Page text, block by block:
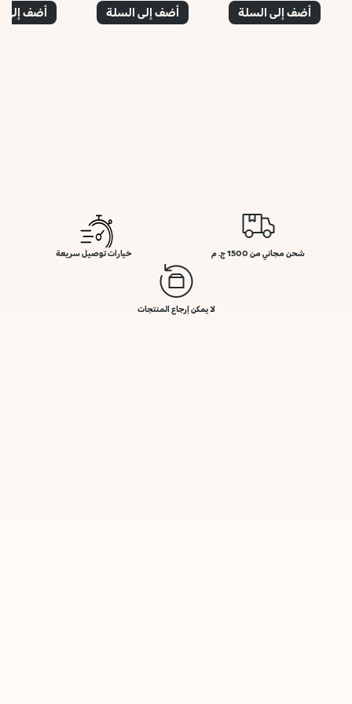
أضف إلى السلة أضف إلى السلة أضف إلى
شحن مجاني من 1500 ج. م خيارات توصيل سريعة
لا يمكن إرجاع المنتجات